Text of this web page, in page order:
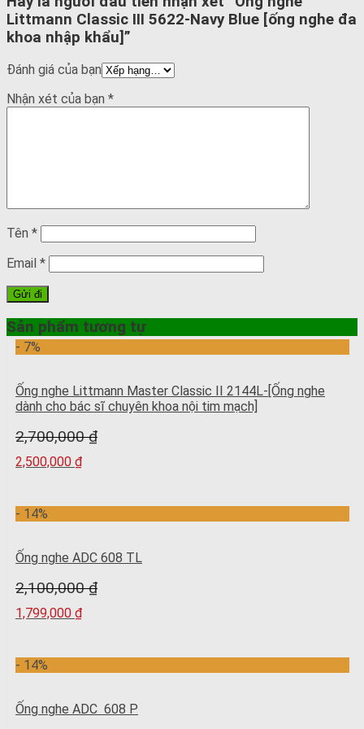
Littmann Classic III 5622-Navy Blue [ống nghe đa
khoa nhập khẩu]”
Đánh giá của bạn
Nhận xét của bạn *
Tên *
Email *
Sản phẩm tương tự
- 7%
Ống nghe Littmann Master Classic II 2144L-[Ống nghe
dành cho bác sĩ chuyên khoa nội tim mạch]
2,700,000₫
2,500,000 ₫
- 14%
Ống nghe ADC 608 TL
2,100,000₫
1,799,000 ₫
- 14%
Ống nghe ADC 608 P